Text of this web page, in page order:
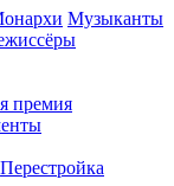
Музыканты
премия
Перестройка